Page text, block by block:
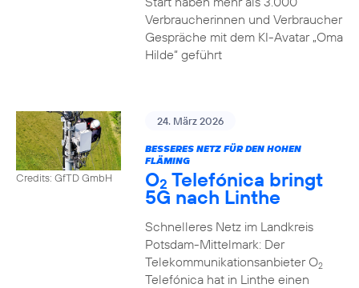
Verbraucherinnen und Verbraucher
Gespräche mit dem KI-Avatar „Oma
Hilde“ geführt
Credits: GfTD GmbH
24. März 2026
BESSERES NETZ FÜR DEN HOHEN
FLÄMING
O2 Telefónica bringt
5G nach Linthe
Schnelleres Netz im Landkreis
Potsdam-Mittelmark: Der
Telekommunikationsanbieter O2
Telefónica hat in Linthe einen